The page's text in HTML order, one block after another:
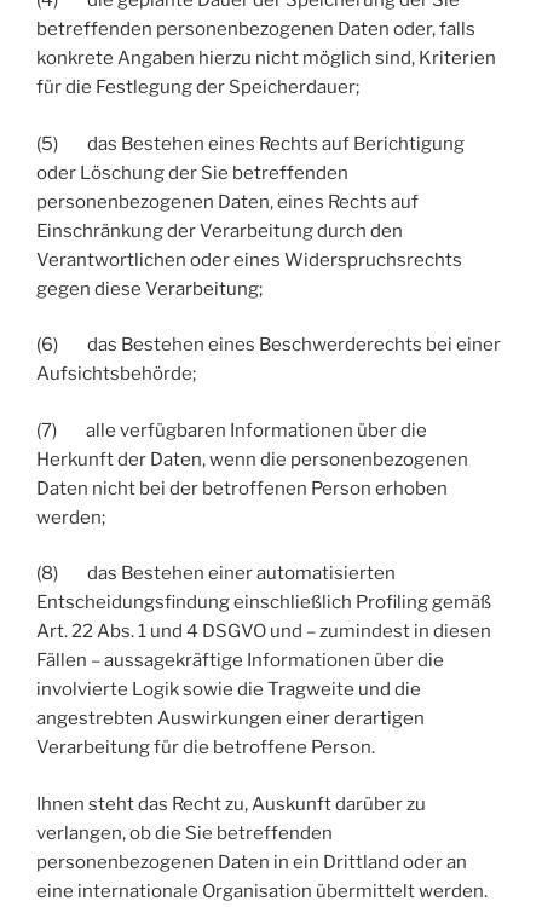
betreffenden personenbezogenen Daten oder, falls
konkrete Angaben hierzu nicht möglich sind, Kriterien
für die Festlegung der Speicherdauer;
(5) das Bestehen eines Rechts auf Berichtigung
oder Löschung der Sie betreffenden
personenbezogenen Daten, eines Rechts auf
Einschränkung der Verarbeitung durch den
Verantwortlichen oder eines Widerspruchsrechts
gegen diese Verarbeitung;
(6) das Bestehen eines Beschwerderechts bei einer
Aufsichtsbehörde;
(7) alle verfügbaren Informationen über die
Herkunft der Daten, wenn die personenbezogenen
Daten nicht bei der betroffenen Person erhoben
werden;
(8) das Bestehen einer automatisierten
Entscheidungsfindung einschließlich Profiling gemäß
Art. 22 Abs. 1 und 4 DSGVO und – zumindest in diesen
Fällen – aussagekräftige Informationen über die
involvierte Logik sowie die Tragweite und die
angestrebten Auswirkungen einer derartigen
Verarbeitung für die betroffene Person.
Ihnen steht das Recht zu, Auskunft darüber zu
verlangen, ob die Sie betreffenden
personenbezogenen Daten in ein Drittland oder an
eine internationale Organisation übermittelt werden.